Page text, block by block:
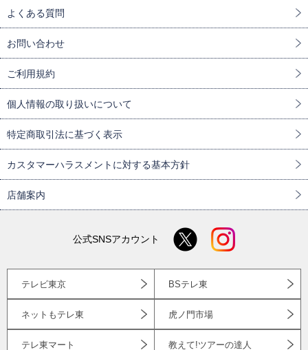
よくある質問
お問い合わせ
ご利用規約
個人情報の取り扱いについて
特定商取引法に基づく表示
カスタマーハラスメントに対する基本方針
店舗案内
公式SNSアカウント
テレビ東京 BSテレ東
ネットもテレ東 虎ノ門市場
テレ東マート 教えて!ツアーの達人